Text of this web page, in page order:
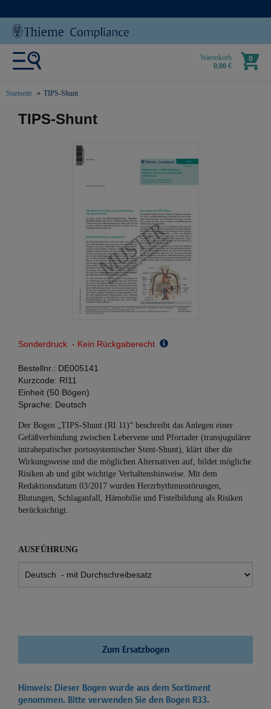
Warenkorb
0,00 €
0
Startseite TIPS-Shunt
text.skipToContent
text.skipToNavigation
TIPS-Shunt
Sonderdruck - Kein Rückgaberecht
Bestellnr.: DE005141
Kurzcode: RI11
Einheit (50 Bögen)
Sprache: Deutsch
Der Bogen „TIPS-Shunt (RI 11)“ beschreibt das Anlegen einer
Gefäßverbindung zwischen Lebervene und Pfortader (transjugulärer
intrahepatischer portosystemischer Stent-Shunt), klärt über die
Wirkungsweise und die möglichen Alternativen auf, bildet mögliche
Risiken ab und gibt wichtige Verhaltenshinweise. Mit dem
Redaktionsdatum 03/2017 wurden Herzrhythmusstörungen,
Blutungen, Schlaganfall, Hämobilie und Fistelbildung als Risiken
berücksichtigt.
AUSFÜHRUNG
Zum Ersatzbogen
Hinweis: Dieser Bogen wurde aus dem Sortiment
genommen. Bitte verwenden Sie den Bogen R33.